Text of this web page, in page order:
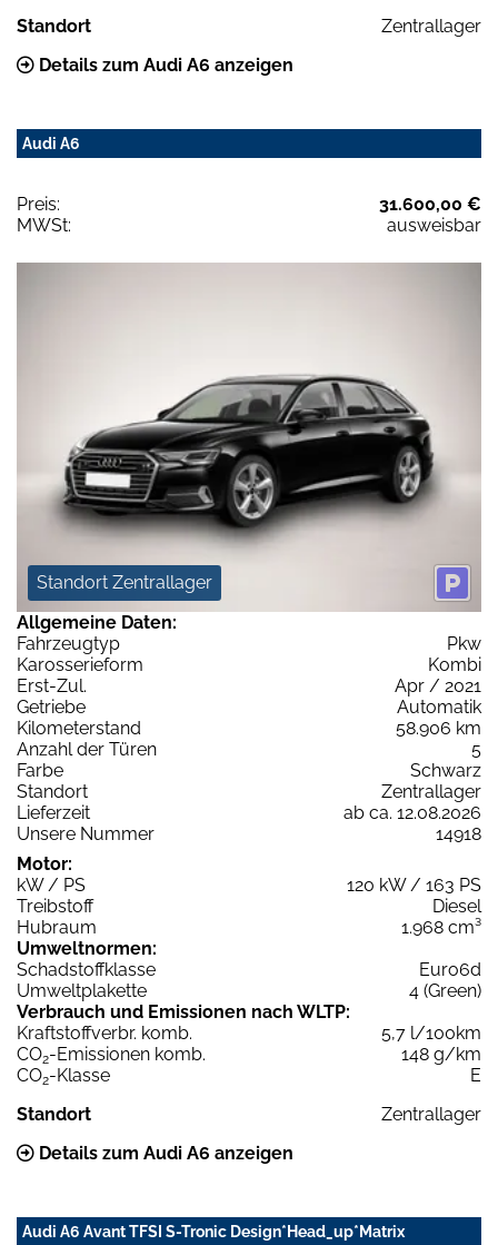
Standort
Zentrallager
Details zum Audi A6 anzeigen
Audi A6
Preis:
31.600,00 €
MWSt:
ausweisbar
Standort Zentrallager
Allgemeine Daten:
Fahrzeugtyp
Pkw
Karosserieform
Kombi
Erst-Zul.
Apr / 2021
Getriebe
Automatik
Kilometerstand
58.906 km
Anzahl der Türen
5
Farbe
Schwarz
Standort
Zentrallager
Lieferzeit
ab ca. 12.08.2026
Unsere Nummer
14918
Motor:
kW / PS
120 kW / 163 PS
Treibstoff
Diesel
Hubraum
1.968 cm³
Umweltnormen:
Schadstoffklasse
Euro6d
Umweltplakette
4 (Green)
Verbrauch und Emissionen nach WLTP:
Kraftstoffverbr. komb.
5,7 l/100km
CO2-Emissionen komb.
148 g/km
CO2-Klasse
E
Standort
Zentrallager
Details zum Audi A6 anzeigen
Audi A6 Avant TFSI S-Tronic Design*Head_up*Matrix